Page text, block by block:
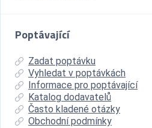
Poptávající
Zadat poptávku
Vyhledat v poptávkách
Informace pro poptávající
Katalog dodavatelů
Často kladené otázky
Obchodní podmínky